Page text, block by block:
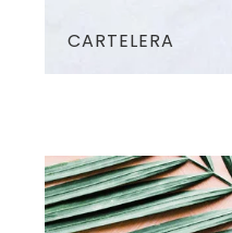
CARTELERA